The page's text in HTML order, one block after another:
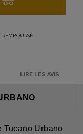
REMBOURSÉ
LIRE LES AVIS
Tucano Urbano